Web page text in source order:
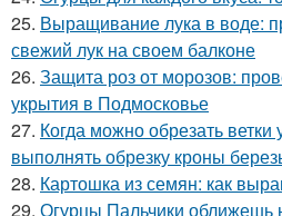
25. Выращивание лука в воде:
свежий лук на своем балконе
26. Защита роз от морозов:
укрытия в Подмосковье
27. Когда можно обрезать
выполнять обрезку кроны
28. Картошка из семян: как
29. Огурцы Пальчики оближешь